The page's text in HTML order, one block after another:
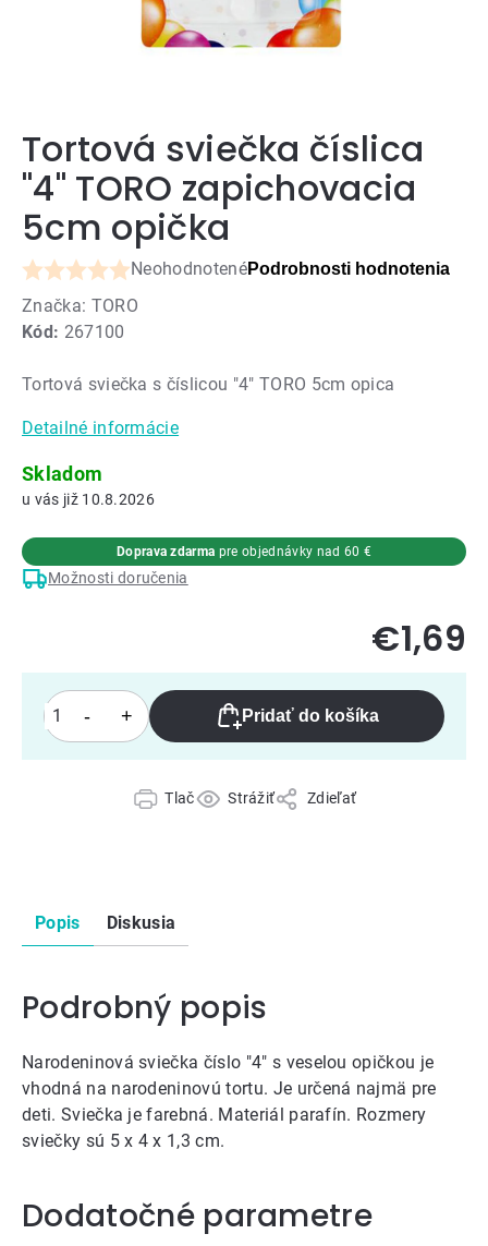
Tortová sviečka číslica
"4" TORO zapichovacia
5cm opička
Kód: 267100
Priemerné
hodnotenie
produktu
0,0
5
hviezdičiek.
NeohodnotenéPodrobnosti hodnotenia
Značka: TORO
Pridať do košíka
Tortová sviečka s číslicou "4" TORO 5cm opica
Detailné informácie
Tlač Strážiť Zdieľať
Skladom
10.8.2026
Možnosti doručenia
Doprava zdarma pre objednávky nad 60 €
€1,69
Popis Diskusia
Podrobný popis
Narodeninová sviečka číslo "4" s veselou opičkou je
vhodná na narodeninovú tortu. Je určená najmä pre
deti. Sviečka je farebná. Materiál parafín. Rozmery
sviečky sú 5 x 4 x 1,3 cm.
Dodatočné parametre